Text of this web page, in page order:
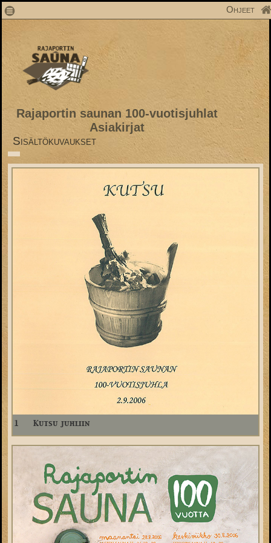
1 Ohjeet
Rajaportin saunan 100-vuotisjuhlat
Asiakirjat
Sisältökuvaukset
1 Kutsu juhliin